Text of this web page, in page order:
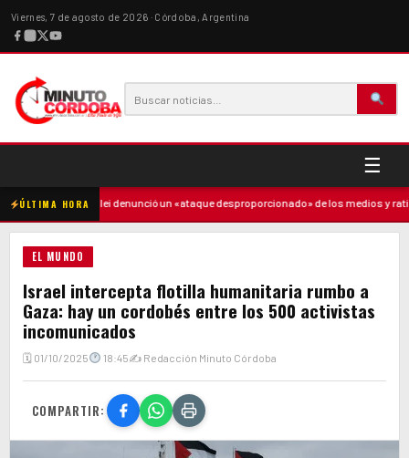
Viernes, 7 de agosto de 2026 · Córdoba, Argentina
☰
ÚLTIMA HORA
· Milei denunció un «ataque desproporcionado» de los medios y ratificó
EL MUNDO
Israel intercepta flotilla humanitaria rumbo a
Gaza: hay un cordobés entre los 500 activistas
incomunicados
🗓 01/10/2025 18:45✍ Redacción Minuto Córdoba
COMPARTIR: